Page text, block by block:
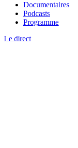
Documentaires
Podcasts
Programme
Le direct